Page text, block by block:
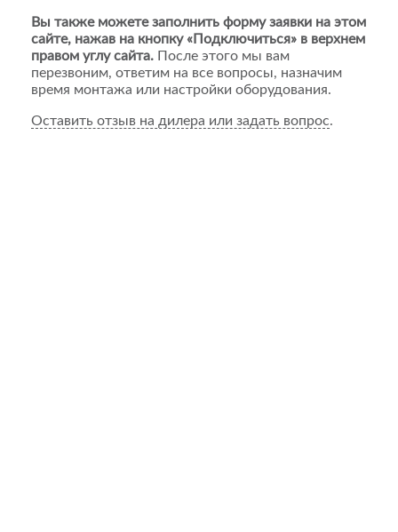
Вы также можете заполнить форму заявки на этом
сайте, нажав на кнопку «Подключиться» в верхнем
правом углу сайта. После этого мы вам
перезвоним, ответим на все вопросы, назначим
время монтажа или настройки оборудования.
Оставить отзыв на дилера или задать вопрос.